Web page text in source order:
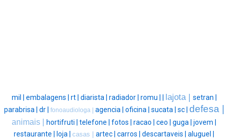
mil | embalagens | rt | diarista | radiador | romu | lajota | setran |
parabrisa | dr | fonoaudiologa | agencia | oficina | sucata | sc | defesa |
animais | hortifruti | telefone | fotos | racao | ceo | guga | jovem |
restaurante |
loja | casas | artec | carros | descartaveis | aluguel |